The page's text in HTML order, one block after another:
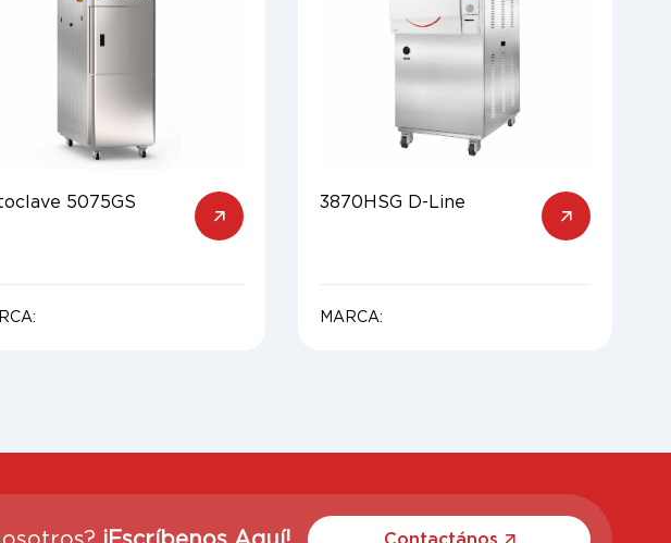
5075GS 3870HSG D-Line
MARCA:
Contactános